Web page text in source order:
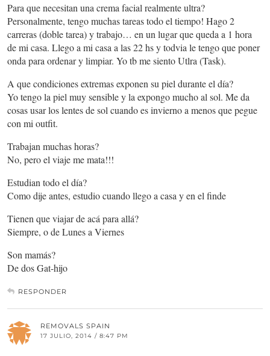
Para que necesitan una crema facial realmente ultra?
Personalmente, tengo muchas tareas todo el tiempo! Hago 2
carreras (doble tarea) y trabajo… en un lugar que queda a 1 hora
de mi casa. Llego a mi casa a las 22 hs y todvia le tengo que poner
onda para ordenar y limpiar. Yo tb me siento Utlra (Task).
A que condiciones extremas exponen su piel durante el día?
Yo tengo la piel muy sensible y la expongo mucho al sol. Me da
cosas usar los lentes de sol cuando es invierno a menos que pegue
con mi outfit.
Trabajan muchas horas?
No, pero el viaje me mata!!!
Estudian todo el día?
Como dije antes, estudio cuando llego a casa y en el finde
Tienen que viajar de acá para allá?
Siempre, o de Lunes a Viernes
Son mamás?
De dos Gat-hijo
RESPONDER
REMOVALS SPAIN
17 JULIO, 2014 / 8:47 PM